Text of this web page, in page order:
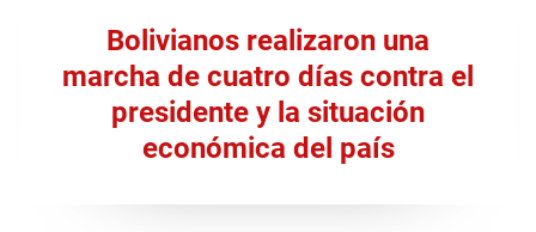
Bolivianos realizaron una
marcha de cuatro días contra el
presidente y la situación
económica del país